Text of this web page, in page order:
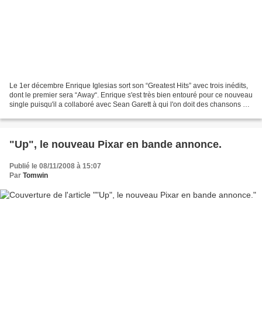
Le 1er décembre Enrique Iglesias sort son “Greatest Hits” avec trois inédits,
dont le premier sera “Away“. Enrique s'est très bien entouré pour ce nouveau
single puisqu'il a collaboré avec Sean Garett à qui l'on doit des chansons de
"Up", le nouveau Pixar en bande annonce.
Publié le 08/11/2008 à 15:07
Par Tomwin